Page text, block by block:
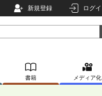
新規登録 ログ
書籍 メディア化